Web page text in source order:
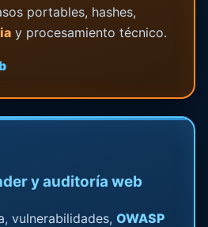
portables, hashes,
y procesamiento técnico.
y auditoría web
vulnerabilidades, OWASP